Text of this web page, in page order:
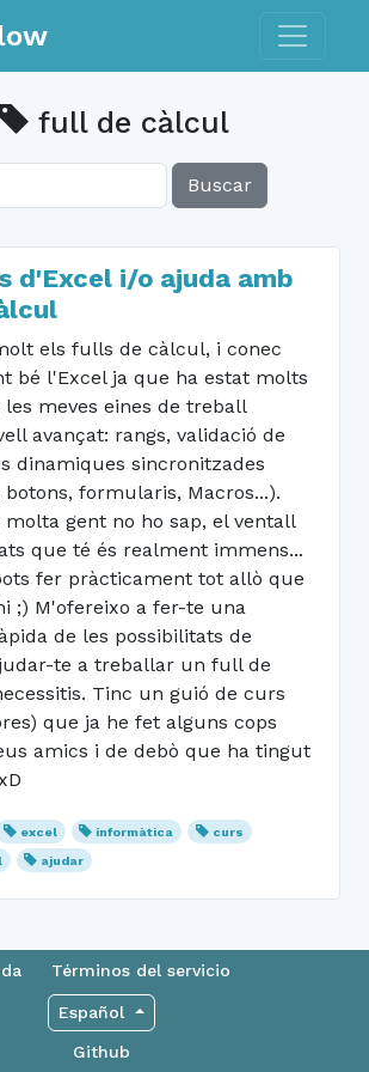
Toggle
full de càlcul
Buscar
d'Excel i/o ajuda amb
els fulls de càlcul, i conec
bé l'Excel ja que ha estat molts
les meves eines de treball
avançat: rangs, validació de
dinamiques sincronitzades
botons, formularis, Macros...).
gent no ho sap, el ventall
que té és realment immens...
fer pràcticament tot allò que
;) M'ofereixo a fer-te una
de les possibilitats de
te a treballar un full de
Tinc un guió de curs
que ja he fet alguns cops
amics i de debò que ha tingut
excel informàtica
curs
ajudar
Términos del servicio
Español
Github